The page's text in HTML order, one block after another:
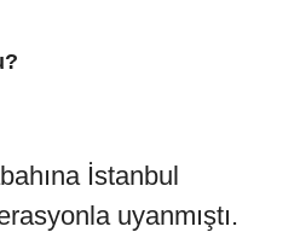
İstanbul
uyanmıştı.